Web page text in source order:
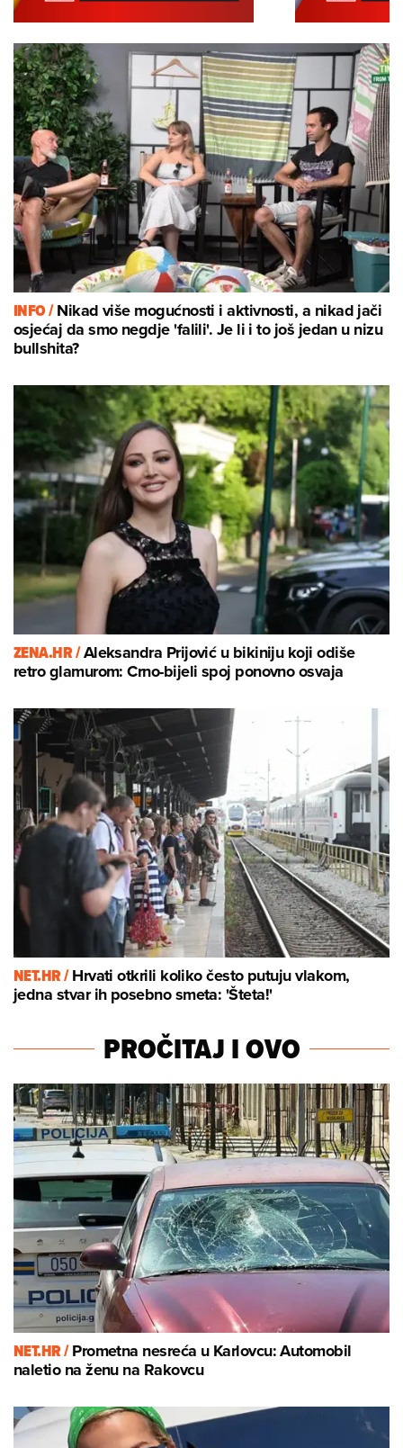
INFO /Nikad više mogućnosti i aktivnosti, a nikad jači
osjećaj da smo negdje 'falili'. Je li i to još jedan u nizu
bullshita?
ZENA.HR /Aleksandra Prijović u bikiniju koji odiše
retro glamurom: Crno-bijeli spoj ponovno osvaja
NET.HR /Hrvati otkrili koliko često putuju vlakom,
jedna stvar ih posebno smeta: 'Šteta!'
PROČITAJ I OVO
NET.HR /Prometna nesreća u Karlovcu: Automobil
naletio na ženu na Rakovcu